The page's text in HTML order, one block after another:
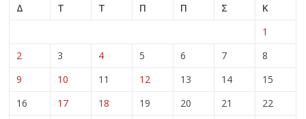
Δ
Τ Τ Π Π Σ
Κ
1
2
3 4 5 6 7
8
9
10 11 12 13 14
15
16
17 18 19 20 21
22